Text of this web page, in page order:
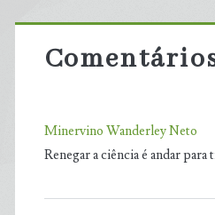
Minervino Wanderley Neto
Renegar a ciência é andar para